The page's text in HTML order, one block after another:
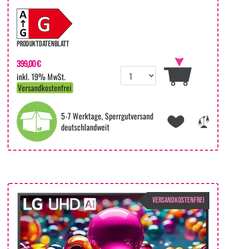
PRODUKTDATENBLATT
399,00 €
inkl. 19% MwSt.
Versandkostenfrei
5-7 Werktage, Sperrgutversand
deutschlandweit
VERSANDKOSTENFREI